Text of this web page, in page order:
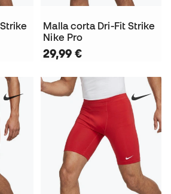
Malla corta Dri-Fit Strike
Nike Pro
29,99 €